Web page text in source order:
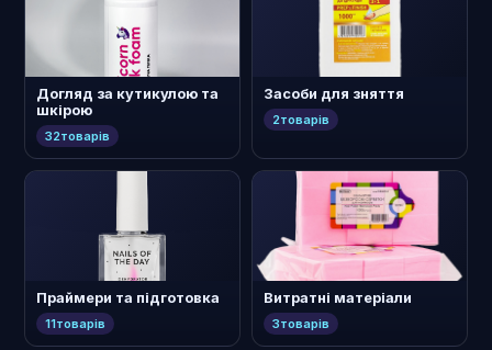
Догляд за кутикулою та
шкірою
32товарів
Засоби для зняття
2товарів
Праймери та підготовка
11товарів
Витратні матеріали
3товарів